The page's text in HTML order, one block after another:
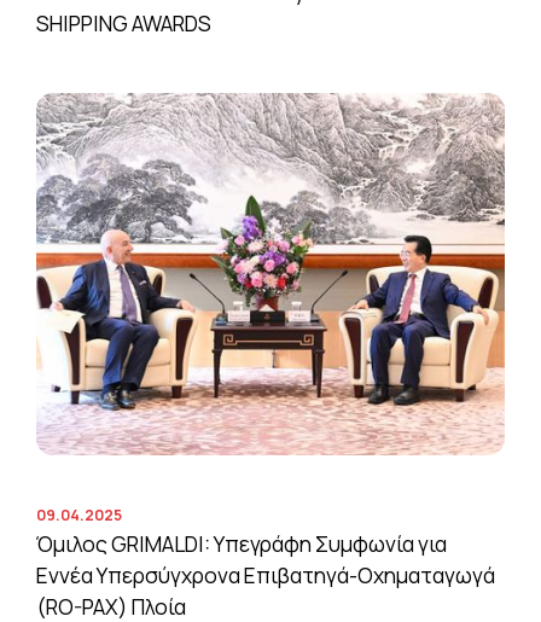
SHIPPING AWARDS
09.04.2025
Όμιλος GRIMALDI: Υπεγράφη Συμφωνία για
Εννέα Υπερσύγχρονα Επιβατηγά-Οχηματαγωγά
(RO-PAX) Πλοία